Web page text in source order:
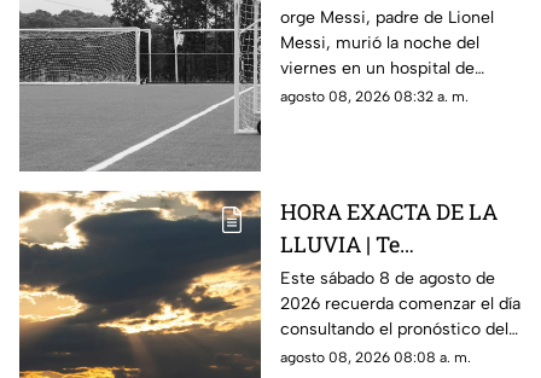
del argentino
orge Messi, padre de Lionel
Messi, murió la noche del
viernes en un hospital de
Rosario, Argentina.
agosto 08, 2026 08:32 a. m.
HORA EXACTA DE LA
LLUVIA | Te
compartimos el
pronóstico del clima
HOY en Querétaro
Este sábado 8 de agosto de
2026 recuerda comenzar el día
consultando el pronóstico del
clima en Querétaro.
agosto 08, 2026 08:08 a. m.